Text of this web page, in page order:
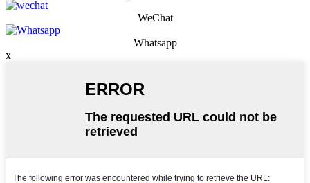
WeChat
Whatsapp
x